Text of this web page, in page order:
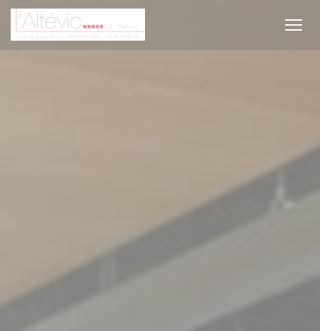
Personnalisation de vos choix en matière de cookies